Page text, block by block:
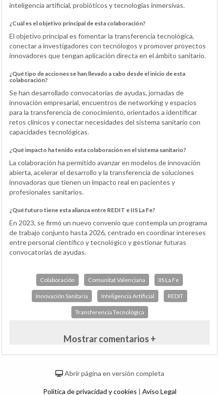
inteligencia artificial, probióticos y tecnologías inmersivas.
¿Cuál es el objetivo principal de esta colaboración?
El objetivo principal es fomentar la transferencia tecnológica,
conectar a investigadores con tecnólogos y promover proyectos
innovadores que tengan aplicación directa en el ámbito sanitario.
¿Qué tipo de acciones se han llevado a cabo desde el inicio de esta
colaboración?
Se han desarrollado convocatorias de ayudas, jornadas de
innovación empresarial, encuentros de networking y espacios
para la transferencia de conocimiento, orientados a identificar
retos clínicos y conectar necesidades del sistema sanitario con
capacidades tecnológicas.
¿Qué impacto ha tenido esta colaboración en el sistema sanitario?
La colaboración ha permitido avanzar en modelos de innovación
abierta, acelerar el desarrollo y la transferencia de soluciones
innovadoras que tienen un impacto real en pacientes y
profesionales sanitarios.
¿Qué futuro tiene esta alianza entre REDIT e IIS La Fe?
En 2023, se firmó un nuevo convenio que contempla un programa
de trabajo conjunto hasta 2026, centrado en coordinar intereses
entre personal científico y tecnológico y gestionar futuras
convocatorias de ayudas.
Colaboración Comunitat Valenciana IIS La Fe
Innovación Sanitaria Inteligencia Artificial REDIT
Transferencia Tecnológica
Mostrar comentarios +
Abrir página en versión completa
Política de privacidad y cookies | Aviso Legal